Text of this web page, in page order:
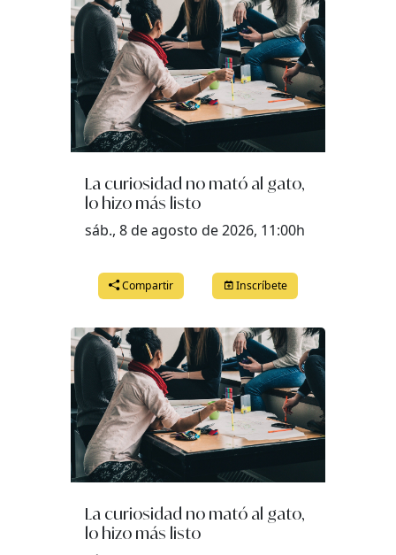
La curiosidad no mató al gato,
lo hizo más listo
sáb., 8 de agosto de 2026, 11:00h
Compartir Inscríbete
La curiosidad no mató al gato,
lo hizo más listo